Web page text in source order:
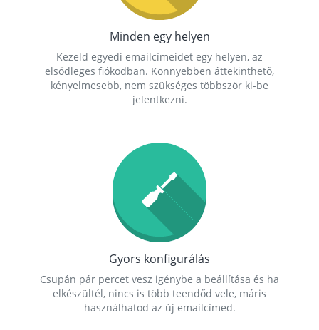
Minden egy helyen
Kezeld egyedi emailcímeidet egy helyen, az
elsődleges fiókodban. Könnyebben áttekinthető,
kényelmesebb, nem szükséges többször ki-be
jelentkezni.
Gyors konfigurálás
Csupán pár percet vesz igénybe a beállítása és ha
elkészültél, nincs is több teendőd vele, máris
használhatod az új emailcímed.